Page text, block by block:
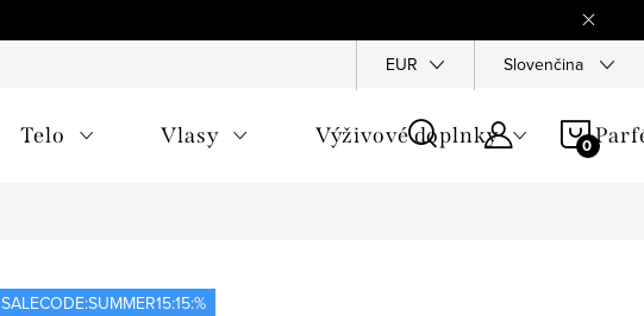
Ochrana osobních údajů Všeobecné
EUR Slovenčina
Telo Vlasy Výživové doplnky
SALECODE:SUMMER15:15:%